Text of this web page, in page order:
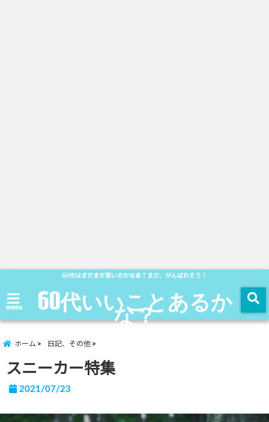
60代はまだまだ若いのかなあ？まだ、がんばれそう！
menu 60代いいことあるか
な？
ホーム 日記、その他
スニーカー特集
2021/07/23